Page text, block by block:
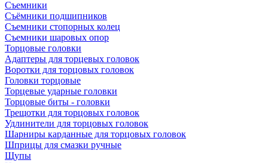
Съемники
Съёмники подшипников
Съемники стопорных колец
Съемники шаровых опор
Торцовые головки
Адаптеры для торцевых головок
Воротки для торцовых головок
Головки торцовые
Торцевые ударные головки
Торцовые биты - головки
Трещотки для торцовых головок
Удлинители для торцовых головок
Шарниры карданные для торцовых головок
Шприцы для смазки ручные
Щупы